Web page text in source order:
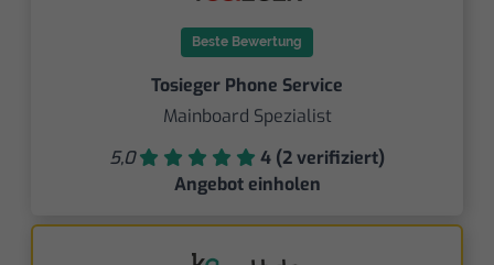
Beste Bewertung
Tosieger Phone Service
Mainboard Spezialist
5,0
4 (2 verifiziert)
Angebot einholen